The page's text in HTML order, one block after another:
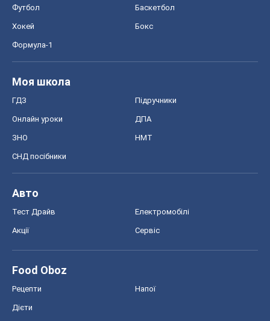
Футбол Баскетбол
Хокей Бокс
Формула-1
Моя школа
ГДЗ Підручники
Онлайн уроки ДПА
ЗНО НМТ
СНД посібники
Авто
Тест Драйв Електромобілі
Акції Сервіс
Food Oboz
Рецепти Напої
Дієти